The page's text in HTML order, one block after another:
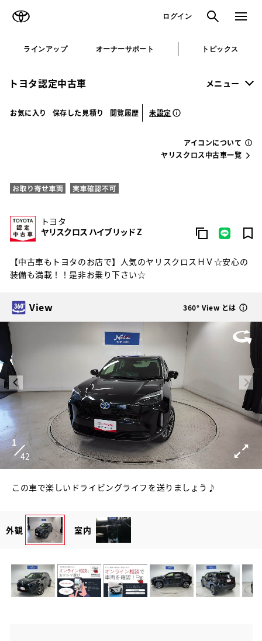
ログイン 検索 メニュ
ラインアップ オーナーサポート トピックス
トヨタ認定中古車 メニュー
お気に入り 保存した見積り 閲覧履歴 未設定
アイコンについて
ヤリスクロス中古車一覧
トヨタ
ヤリスクロス ハイブリッド Z
【中古車もトヨタのお店で】人気のヤリスクロスＨＶ☆安心の
装備も満載！！是非お乗り下さい☆
View 360° View とは
1
42
この車で楽しいドライビングライフを送りましょう♪
外観 室内